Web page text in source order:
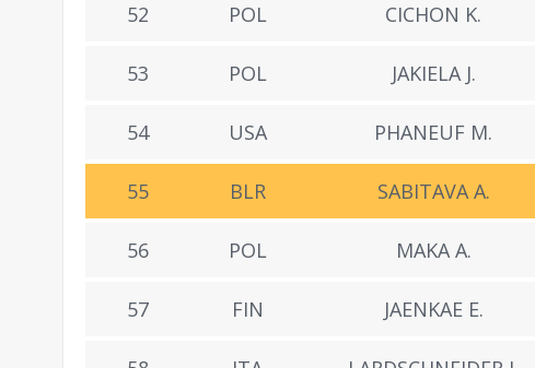
52 POL CICHON K.
53 POL JAKIELA J.
54 USA PHANEUF M.
55 BLR SABITAVA A.
56 POL MAKA A.
57 FIN JAENKAE E.